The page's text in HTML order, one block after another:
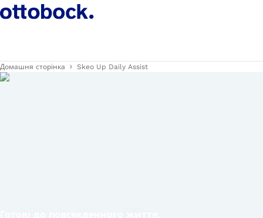
Домашня сторінка Skeo Up Daily Assist